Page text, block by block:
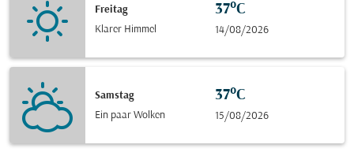
Freitag
Klarer Himmel
37°C
14/08/2026
Samstag
Ein paar Wolken
37°C
15/08/2026